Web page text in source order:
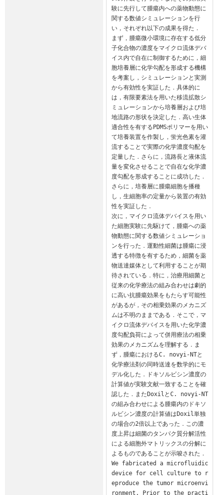
験に先行して腫瘍内への薬物動態に
関する数値シミュレーションを行
い，それぞれ以下の成果を得た．
まず，腫瘍微小環境に存在する低分
子化合物の濃度をマイクロ流体デバ
イス内で自在に制御するために，細
胞培養層に化学勾配を形成する機構
を考案し，シミュレーションと実測
から有効性を実証した．具体的に
は，有限要素法を用いた移流拡散シ
ミュレーションから培養層および培
地流路の形状を決定した．高い生体
適合性を有するPDMSポリマーを用い
て培養装置を作製し，蛍光色素を灌
流することで実際の化学濃度勾配を
定量した．さらに，流路長と液体流
量を変化させることで自在な化学濃
度勾配を形成することに成功した．
さらに，培養層に腫瘍細胞を播種
し，生細胞率の定量から装置の有効
性を実証した．
次に，マイクロ流体デバイスを用い
た細胞実験に先駆けて，腫瘍への薬
物動態に関する数値シミュレーショ
ンを行った．運動性細菌は腫瘍に浸
透する特徴を有するため，細菌を薬
物送達媒体として利用することが期
待されている．特に，治療用細菌と
従来の化学療法の組み合わせは劇的
に高い抗腫瘍効果をもたらす可能性
があるが，その相乗効果のメカニズ
ムは不明のままである．そこで，マ
イクロ流体デバイスを用いた化学濃
度勾配負荷によって併用療法の相乗
効果のメカニズムを理解する．ま
ず，腫瘍におけるC. novyi-NTと
化学療法剤の同時送達を数学的にモ
デル化した．ドキソルビシン濃度の
計算値が実験文献一致することを確
認した．またDoxilとC. novyi-NT
の組み合わせによる腫瘍内のドキソ
ルビシン濃度の計算値はDoxil単独
の場合の2倍以上であった．この濃
度上昇は細菌のタンパク質分解活性
による細胞外マトリックスの分解に
よるものであることが示唆された．
We fabricated a microfluidic
device for cell culture to r
eproduce the tumor microenvi
ronment. Prior to the practi